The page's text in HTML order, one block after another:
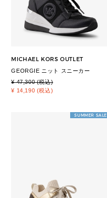
MICHAEL KORS OUTLET
GEORGIE ニット スニーカー
¥ 47,300 (税込)
¥ 14,190 (税込)
SUMMER SALE